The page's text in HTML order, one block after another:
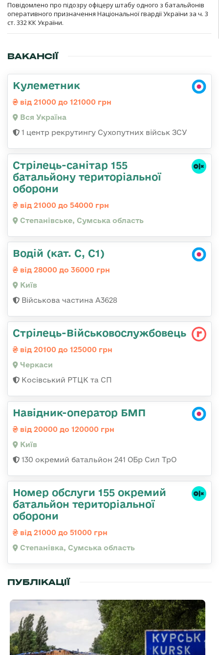
Повідомлено про підозру офіцеру штабу одного з батальйонів
оперативного призначення Національної гвардії України за ч. 3
ст. 332 КК України.
ВАКАНСІЇ
Кулеметник
від 21000 до 121000 грн
Вся Україна
1 центр рекрутингу Сухопутних військ ЗСУ
Стрілець-санітар 155
батальйону територіальної
оборони
від 21000 до 54000 грн
Степанівське, Сумська область
Водій (кат. С, С1)
від 28000 до 36000 грн
Київ
Військова частина А3628
Стрілець-Військовослужбовець
від 20100 до 125000 грн
Черкаси
Косівський РТЦК та СП
Навідник-оператор БМП
від 20000 до 120000 грн
Київ
130 окремий батальйон 241 ОБр Сил ТрО
Номер обслуги 155 окремий
батальйон територіальної
оборони
від 21000 до 51000 грн
Степанівка, Сумська область
ПУБЛІКАЦІЇ